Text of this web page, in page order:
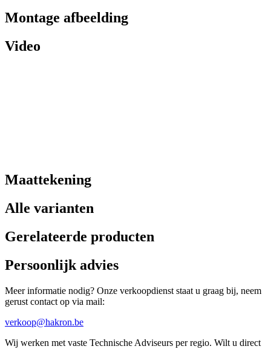
Montage afbeelding
Video
Maattekening
Alle varianten
Gerelateerde producten
Persoonlijk advies
Meer informatie nodig? Onze verkoopdienst staat u graag bij, neem
gerust contact op via mail:
verkoop@hakron.be
Wij werken met vaste Technische Adviseurs per regio. Wilt u direct